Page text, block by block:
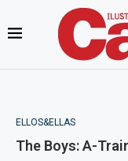
ELLOS&ELLAS
The Boys: A-